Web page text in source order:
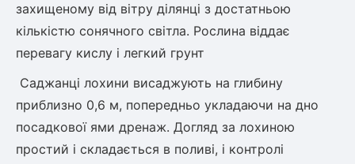
захищеному від вітру ділянці з достатньою
кількістю сонячного світла. Рослина віддає
перевагу кислу і легкий грунт
Саджанці лохини висаджують на глибину
приблизно 0,6 м, попередньо укладаючи на дно
посадкової ями дренаж. Догляд за лохиною
простий і складається в поливі, і контролі